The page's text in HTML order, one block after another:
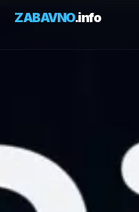
ZABAVNO.info